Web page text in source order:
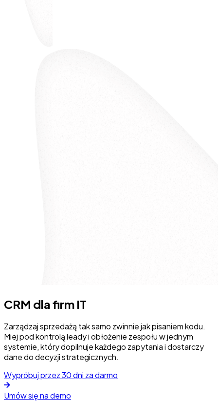
CRM dla firm IT
Zarządzaj sprzedażą tak samo zwinnie jak pisaniem kodu.
Miej pod kontrolą leady i obłożenie zespołu w jednym
systemie, który dopilnuje każdego zapytania i dostarczy
dane do decyzji strategicznych.
Wypróbuj przez 30 dni za darmo
Umów się na demo